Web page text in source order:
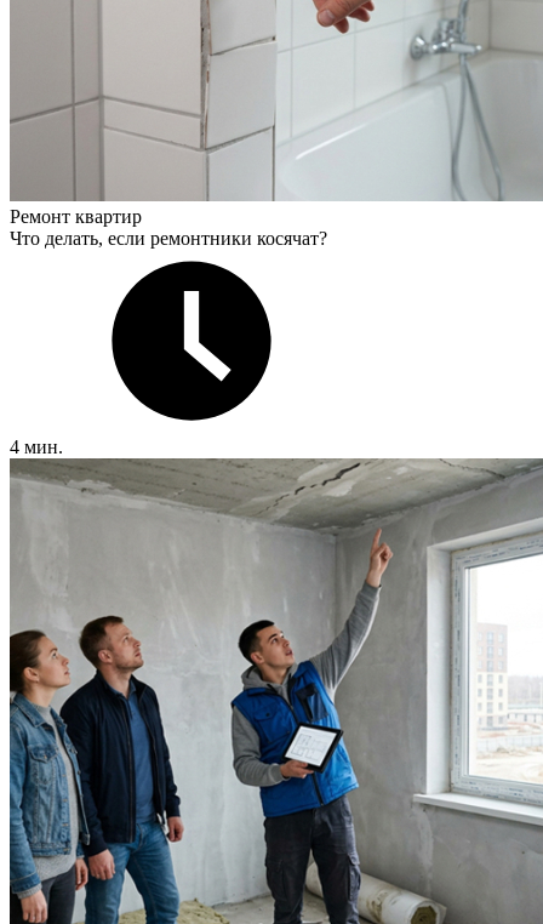
Ремонт квартир
Что делать, если ремонтники косячат?
4 мин.